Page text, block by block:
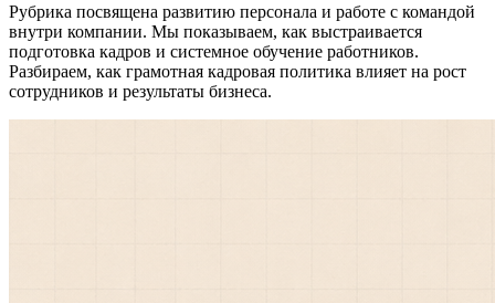
Рубрика посвящена развитию персонала и работе с командой
внутри компании. Мы показываем, как выстраивается
подготовка кадров и системное обучение работников.
Разбираем, как грамотная кадровая политика влияет на рост
сотрудников и результаты бизнеса.